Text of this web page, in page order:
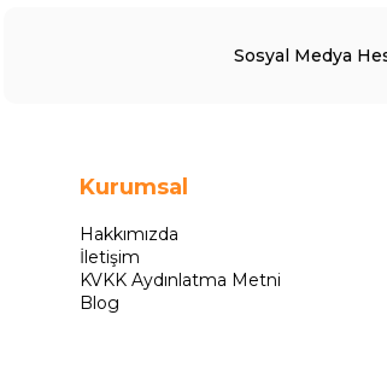
Sosyal Medya
Kurumsal
Hakkımızda
İletişim
KVKK Aydınlatma Metni
Blog